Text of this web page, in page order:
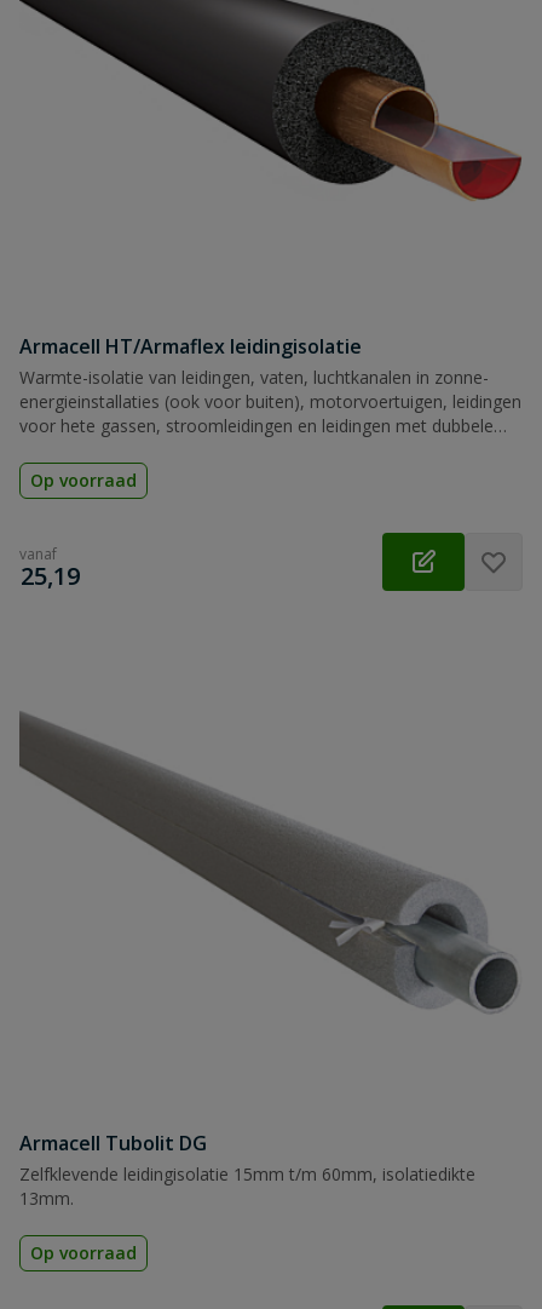
Armacell HT/Armaflex leidingisolatie
Warmte-isolatie van leidingen, vaten, luchtkanalen in zonne-
energieinstallaties (ook voor buiten), motorvoertuigen, leidingen
voor hete gassen, stroomleidingen en leidingen met dubbele
Op voorraad
vanaf
€
25,19
Armacell Tubolit DG
Zelfklevende leidingisolatie 15mm t/m 60mm, isolatiedikte
13mm.
Op voorraad